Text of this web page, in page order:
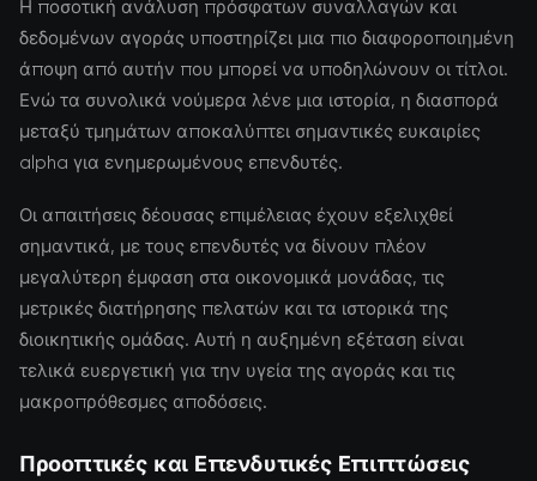
Η ποσοτική ανάλυση πρόσφατων συναλλαγών και
δεδομένων αγοράς υποστηρίζει μια πιο διαφοροποιημένη
άποψη από αυτήν που μπορεί να υποδηλώνουν οι τίτλοι.
Ενώ τα συνολικά νούμερα λένε μια ιστορία, η διασπορά
μεταξύ τμημάτων αποκαλύπτει σημαντικές ευκαιρίες
alpha για ενημερωμένους επενδυτές.
Οι απαιτήσεις δέουσας επιμέλειας έχουν εξελιχθεί
σημαντικά, με τους επενδυτές να δίνουν πλέον
μεγαλύτερη έμφαση στα οικονομικά μονάδας, τις
μετρικές διατήρησης πελατών και τα ιστορικά της
διοικητικής ομάδας. Αυτή η αυξημένη εξέταση είναι
τελικά ευεργετική για την υγεία της αγοράς και τις
μακροπρόθεσμες αποδόσεις.
Προοπτικές και Επενδυτικές Επιπτώσεις